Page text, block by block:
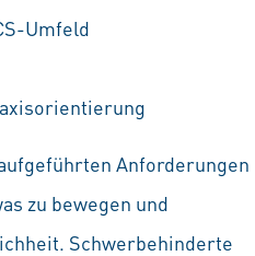
Umfeld
Anforderungen
zu bewegen und
Schwerbehinderte